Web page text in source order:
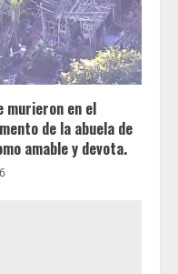
murieron en el
de la abuela de
amable y devota.